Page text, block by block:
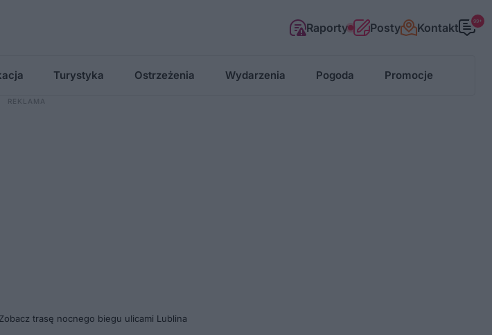
Raporty Posty Kontakt 99+
Turystyka Ostrzeżenia Wydarzenia Pogoda Promocje
trasę nocnego biegu ulicami Lublina